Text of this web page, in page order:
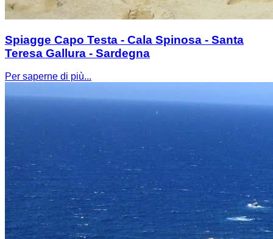
Spiagge Capo Testa - Cala Spinosa - Santa
Teresa Gallura - Sardegna
Per saperne di più...